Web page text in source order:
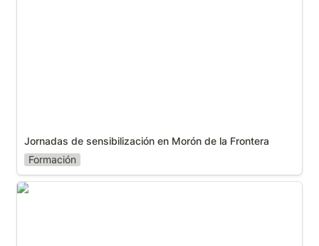
Jornadas de sensibilización en Morón de la Frontera
Formación
XVII Encuentro Solidario